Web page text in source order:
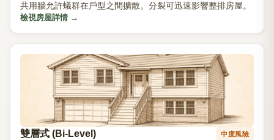
共用牆允許蟻群在戶型之間擴散。分裂可迅速影響整排房屋。
檢視房屋詳情 →
雙層式 (Bi-Level) 中度風險